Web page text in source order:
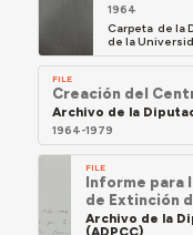
1964
Carpeta de la
de la
FILE
Creación del
Archivo de la
1964-1979
FILE
Informe para
de Extinción
Archivo de la
(ADPCC)